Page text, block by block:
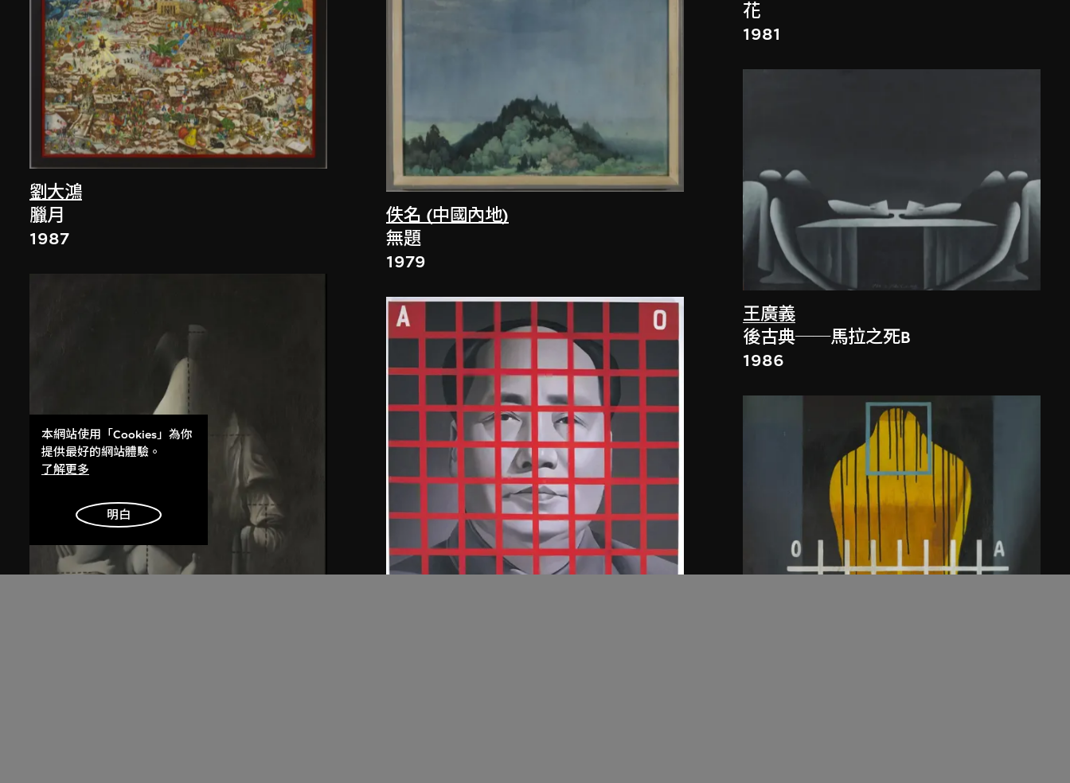
劉大鴻
臘月
1987
佚名 (中國內地)
無題
1979
花
1981
王廣義
後古典──馬拉之死B
1986
本網站使用「Cookies」為你
提供最好的網站體驗。
了解更多
明白